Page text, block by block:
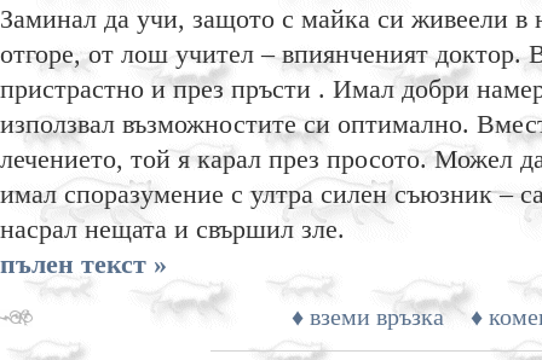
Заминал да учи, защото с майка си живеели в
отгоре, от лош учител – впиянченият доктор.
пристрастно и през пръсти . Имал добри
използвал възможностите си оптимално.
лечението, той я карал през просото. Можел
имал споразумение с ултра силен съюзник –
насрал нещата и свършил зле.
пълен текст »
♦ вземи връзка ♦